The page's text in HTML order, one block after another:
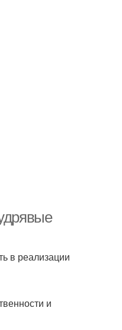
в реализации
и